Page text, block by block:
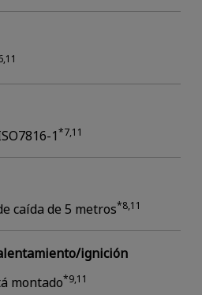
1*7,11
caída de 5 metros*8,11
ignición
montado*9,11